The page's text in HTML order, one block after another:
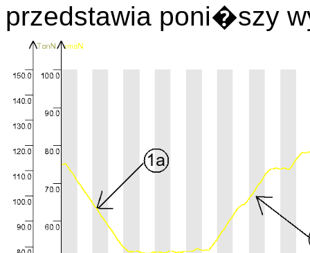
przedstawia poni�szy